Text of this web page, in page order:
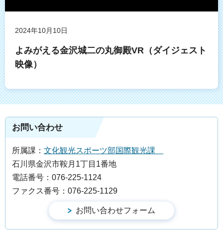
2024年10月10日
よみがえる金沢城二の丸御殿VR（ダイジェスト
映像）
お問い合わせ
所属課： 文化観光スポーツ部国際観光課
石川県金沢市鞍月1丁目1番地
電話番号：076-225-1124
ファクス番号：076-225-1129